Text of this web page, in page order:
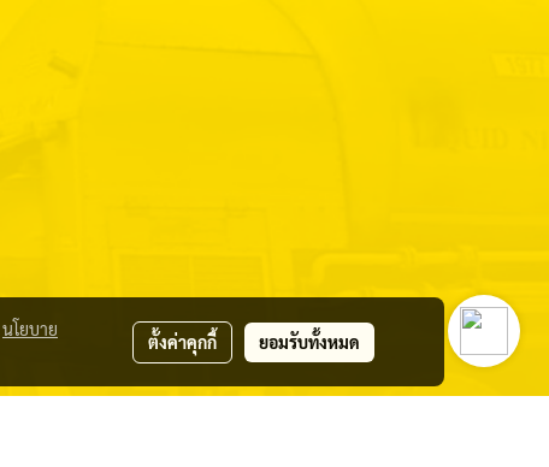
นโยบาย
ตั้งค่าคุกกี้ ยอมรับทั้งหมด